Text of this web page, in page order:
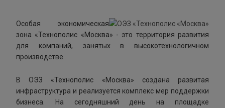
Особая экономическая
зона «Технополис «Москва» - это территория развития
для компаний, занятых в высокотехнологичном
производстве.
В ОЭЗ «Технополис «Москва» создана развитая
инфраструктура и реализуется комплекс мер поддержки
бизнеса. На сегодняшний день на площадке